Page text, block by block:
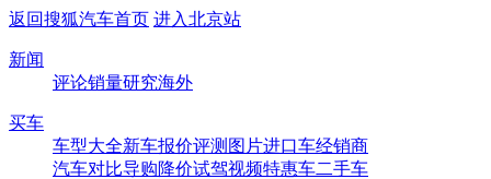
返回搜狐汽车首页 进入北京站
新闻
评论销量研究海外
买车
车型大全新车报价评测 图片进口车经销商
汽车对比导购降价试驾视频特惠车二手车